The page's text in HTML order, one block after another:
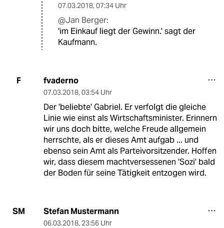
07.03.2018, 07:34 Uhr
@Jan Berger:
'im Einkauf liegt der Gewinn.' sagt der
Kaufmann.
F fvaderno
07.03.2018, 03:54 Uhr
Der 'beliebte' Gabriel. Er verfolgt die gleiche
Linie wie einst als Wirtschaftsminister. Erinnern
wir uns doch bitte, welche Freude allgemein
herrschte, als er dieses Amt aufgab ... und
ebenso sein Amt als Parteivorsitzender. Hoffen
wir, dass diesem machtversessenen 'Sozi' bald
der Boden für seine Tätigkeit entzogen wird.
SM Stefan Mustermann
06.03.2018, 23:56 Uhr